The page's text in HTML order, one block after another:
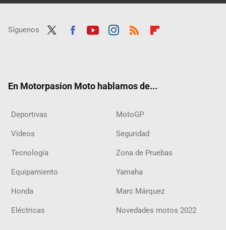
Síguenos
En Motorpasion Moto hablamos de...
Deportivas MotoGP
Vídeos Seguridad
Tecnología Zona de Pruebas
Equipamiento Yamaha
Honda Marc Márquez
Eléctricas Novedades motos 2022